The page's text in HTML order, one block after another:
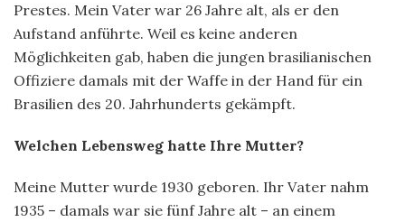
Prestes. Mein Vater war 26 Jahre alt, als er den
Aufstand anführte. Weil es keine anderen
Möglichkeiten gab, haben die jungen brasilianischen
Offiziere damals mit der Waffe in der Hand für ein
Brasilien des 20. Jahrhunderts gekämpft.
Welchen Lebensweg hatte Ihre Mutter?
Meine Mutter wurde 1930 geboren. Ihr Vater nahm
1935 – damals war sie fünf Jahre alt – an einem